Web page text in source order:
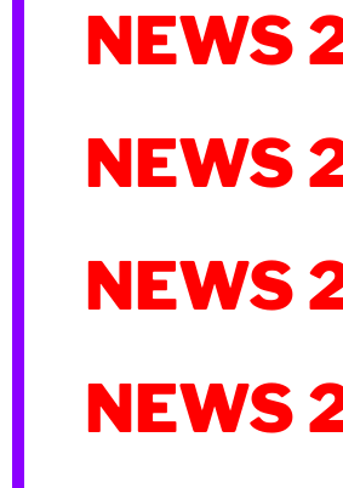
NEWS
NEWS
NEWS
NEWS